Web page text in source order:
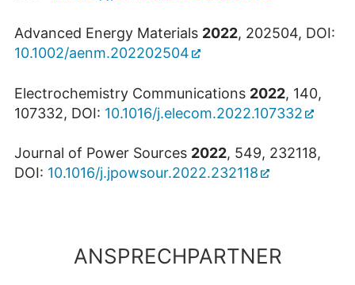
Advanced Energy Materials 2022, 202504, DOI:
10.1002/aenm.202202504
Electrochemistry Communications 2022, 140,
107332, DOI: 10.1016/j.elecom.2022.107332
Journal of Power Sources 2022, 549, 232118,
DOI: 10.1016/j.jpowsour.2022.232118
ANSPRECHPARTNER